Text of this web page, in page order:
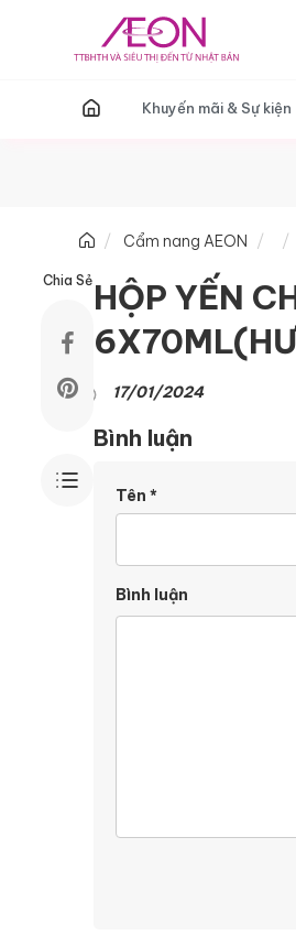
T Khuyến mãi & Sự kiện
Cẩm nang AEON
Chia Sẻ HỘP YẾN
17/01/2024
Bình luận
Tên *
Bình luận